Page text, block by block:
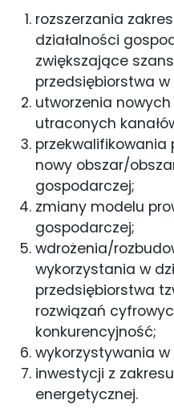
rozszerzania
działalności
zwiększające
przedsiębiorstwa
utworzenia
utraconych
przekwalifikowania
nowy obszar/
gospodarczej;
zmiany modelu
gospodarczej;
wdrożenia/
wykorzystania w
przedsiębiorstwa
rozwiązań
konkurencyjność;
wykorzystywania w
inwestycji z
energetycznej.